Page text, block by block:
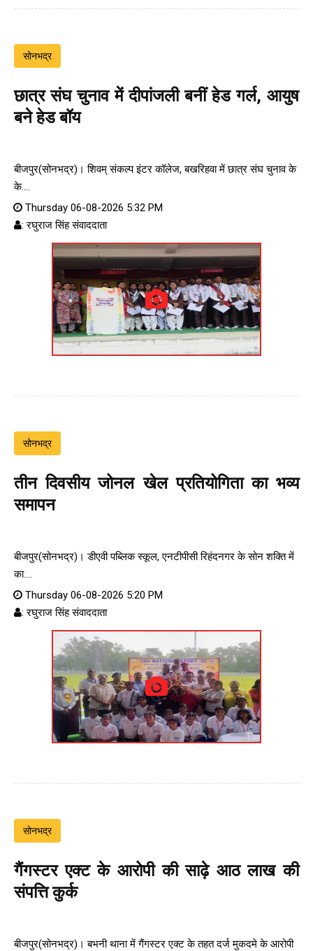
सोनभद्र
छात्र संघ चुनाव में दीपांजली बनीं हेड गर्ल, आयुष
बने हेड बॉय
बीजपुर(सोनभद्र)। शिवम् संकल्प इंटर कॉलेज, बखरिहवा में छात्र संघ चुनाव के
के....
Thursday 06-08-2026 5:32 PM
: रघुराज सिंह संवाददाता
सोनभद्र
तीन दिवसीय जोनल खेल प्रतियोगिता का भव्य
समापन
बीजपुर(सोनभद्र)। डीएवी पब्लिक स्कूल, एनटीपीसी रिहंदनगर के सोन शक्ति में
का....
Thursday 06-08-2026 5:20 PM
: रघुराज सिंह संवाददाता
सोनभद्र
गैंगस्टर एक्ट के आरोपी की साढ़े आठ लाख की
संपत्ति कुर्क
बीजपुर(सोनभद्र)। बभनी थाना में गैंगस्टर एक्ट के तहत दर्ज मुकदमे के आरोपी